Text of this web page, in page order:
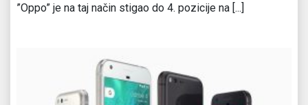
”Oppo” je na taj način stigao do 4. pozicije na [...]